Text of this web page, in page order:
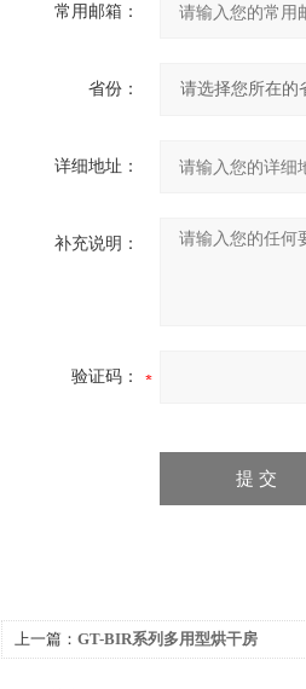
常用邮箱：
省份：
详细地址：
补充说明：
验证码：
上一篇： GT-BIR系列多用型烘干房